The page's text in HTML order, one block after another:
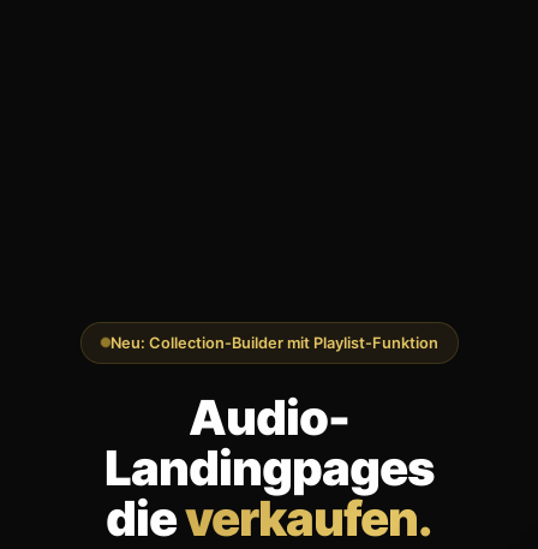
Neu: Collection-Builder mit Playlist-Funktion
Audio-
Landingpages
dieverkaufen.